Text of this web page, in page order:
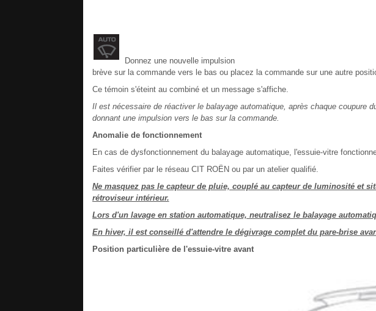
Donnez une nouvelle impulsion
brève sur la commande vers le bas ou placez la commande sur une autre
Ce témoin s'éteint au combiné et un message s'affiche.
Il est nécessaire de réactiver le balayage automatique, après chaque coupure
donnant une impulsion vers le bas sur la commande.
Anomalie de fonctionnement
En cas de dysfonctionnement du balayage automatique, l'essuie-vitre
Faites vérifier par le réseau CIT ROËN ou par un atelier qualifié.
Ne masquez pas le capteur de pluie, couplé au capteur de luminosité et
rétroviseur intérieur.
Lors d'un lavage en station automatique, neutralisez le balayage
En hiver, il est conseillé d'attendre le dégivrage complet du pare-brise
Position particulière de l'essuie-vitre avant